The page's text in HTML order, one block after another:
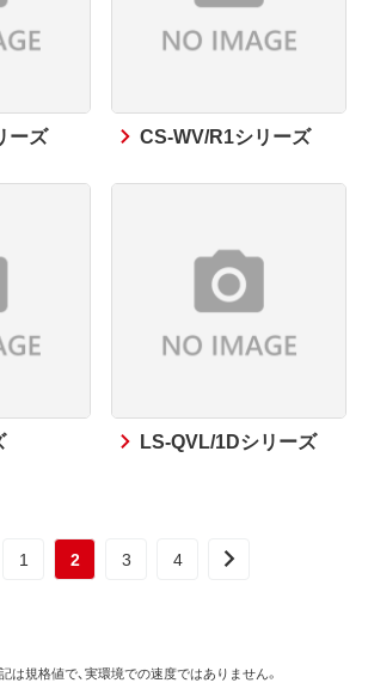
ーズ CS-WV/R1シリーズ
LS-QVL/1Dシリーズ
1 2 3 4
規格値で、実環境での速度ではありません。